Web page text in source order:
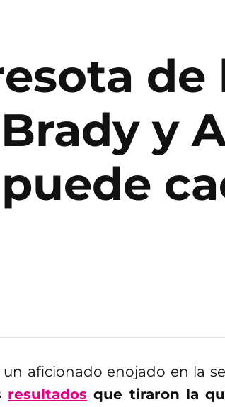
y
aficionado enojado en la
resultados que tiraron la